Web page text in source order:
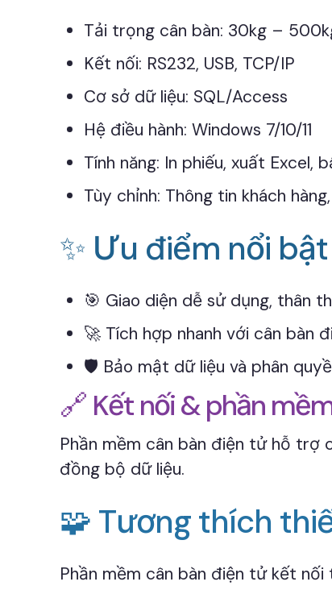
Tải trọng cân bàn: 30kg –
Kết nối: RS232, USB, TCP/IP
Cơ sở dữ liệu: SQL/Access
Hệ điều hành: Windows 7/10/11
Tính năng: In phiếu, xuất Excel,
Tùy chỉnh: Thông tin khách
✨ Ưu điểm nổi bật
🎯 Giao diện dễ sử dụng, thân
🚀 Tích hợp nhanh với cân bàn
🛡️ Bảo mật dữ liệu và phân
🔗 Kết nối & phần
Phần mềm cân bàn điện tử hỗ trợ
đồng bộ dữ liệu.
🧩 Tương thích
Phần mềm cân bàn điện tử kết